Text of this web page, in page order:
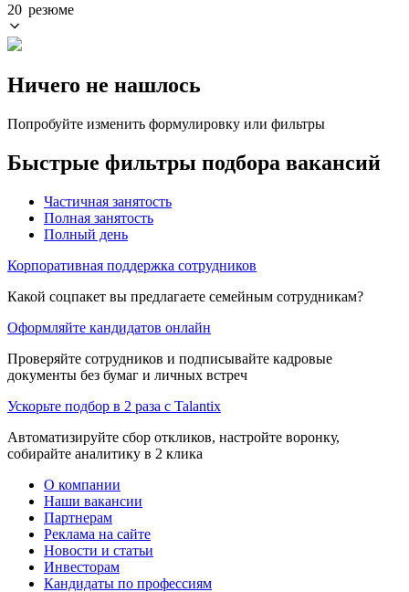
20 резюме
Ничего не нашлось
Попробуйте изменить формулировку или фильтры
Быстрые фильтры подбора вакансий
Частичная занятость
Полная занятость
Полный день
Корпоративная поддержка сотрудников
Какой соцпакет вы предлагаете семейным сотрудникам?
Оформляйте кандидатов онлайн
Проверяйте сотрудников и подписывайте кадровые
документы без бумаг и личных встреч
Ускорьте подбор в 2 раза с Talantix
Автоматизируйте сбор откликов, настройте воронку,
собирайте аналитику в 2 клика
О компании
Наши вакансии
Партнерам
Реклама на сайте
Новости и статьи
Инвесторам
Кандидаты по профессиям